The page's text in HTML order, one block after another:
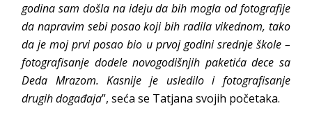
godina sam došla na ideju da bih mogla od fotografije
da napravim sebi posao koji bih radila vikednom, tako
da je moj prvi posao bio u prvoj godini srednje škole –
fotografisanje dodele novogodišnjih paketića dece sa
Deda Mrazom. Kasnije je usledilo i fotografisanje
drugih događaja”, seća se Tatjana svojih početaka.